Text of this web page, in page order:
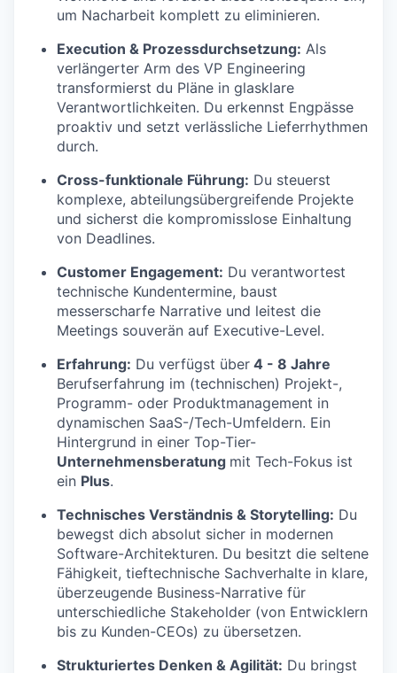
um Nacharbeit komplett zu eliminieren.
Execution & Prozessdurchsetzung: Als
verlängerter Arm des VP Engineering
transformierst du Pläne in glasklare
Verantwortlichkeiten. Du erkennst Engpässe
proaktiv und setzt verlässliche Lieferrhythmen
durch.
Cross-funktionale Führung: Du steuerst
komplexe, abteilungsübergreifende Projekte
und sicherst die kompromisslose Einhaltung
von Deadlines.
Customer Engagement: Du verantwortest
technische Kundentermine, baust
messerscharfe Narrative und leitest die
Meetings souverän auf Executive-Level.
Erfahrung: Du verfügst über 4 - 8 Jahre
Berufserfahrung im (technischen) Projekt-,
Programm- oder Produktmanagement in
dynamischen SaaS-/Tech-Umfeldern. Ein
Hintergrund in einer Top-Tier-
Unternehmensberatung mit Tech-Fokus ist
ein Plus.
Technisches Verständnis & Storytelling: Du
bewegst dich absolut sicher in modernen
Software-Architekturen. Du besitzt die seltene
Fähigkeit, tieftechnische Sachverhalte in klare,
überzeugende Business-Narrative für
unterschiedliche Stakeholder (von Entwicklern
bis zu Kunden-CEOs) zu übersetzen.
Strukturiertes Denken & Agilität: Du bringst